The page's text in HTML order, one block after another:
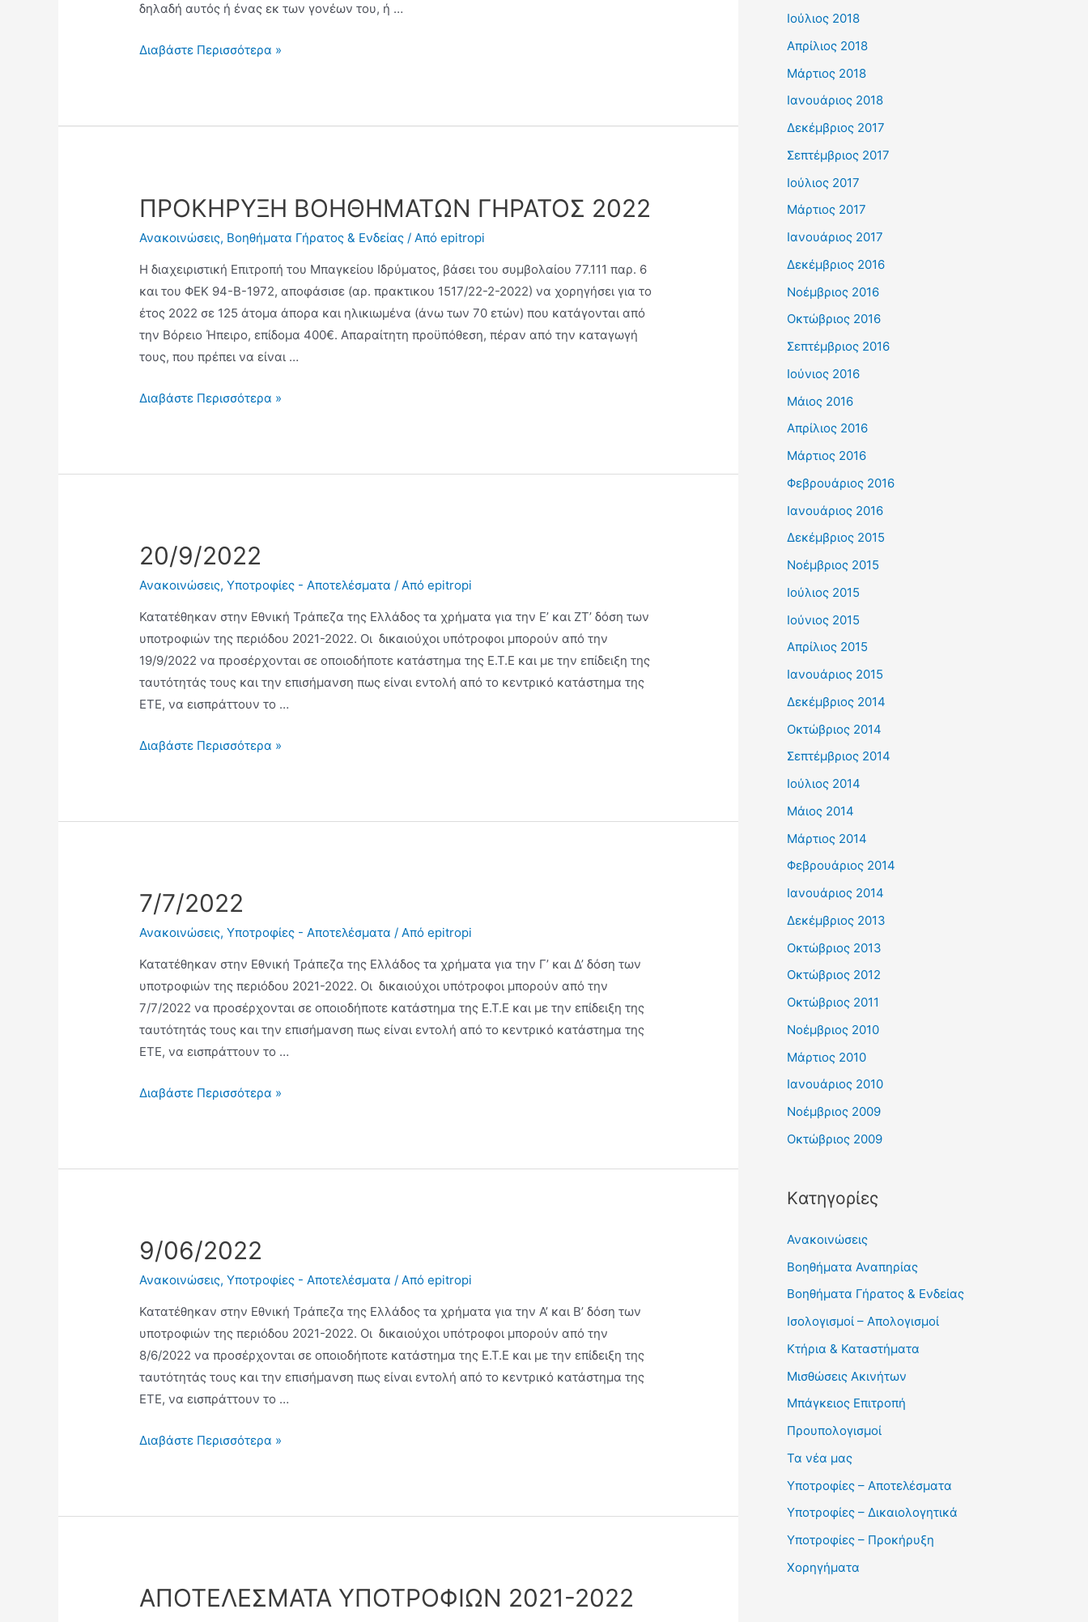
δηλαδή αυτός ή ένας εκ των γονέων του, ή …
Διαβάστε Περισσότερα »
ΠΡΟΚΗΡΥΞΗ ΒΟΗΘΗΜΑΤΩΝ ΓΗΡΑΤΟΣ 2022
Ανακοινώσεις, Βοηθήματα Γήρατος & Ενδείας / Απόepitropi
Η διαχειριστική Επιτροπή του Μπαγκείου Ιδρύματος, βάσει του συμβολαίου 77.111 παρ. 6
και του ΦΕΚ 94-Β-1972, αποφάσισε (αρ. πρακτικου 1517/22-2-2022) να χορηγήσει για το
έτος 2022 σε 125 άτομα άπορα και ηλικιωμένα (άνω των 70 ετών) που κατάγονται από
την Βόρειο Ήπειρο, επίδομα 400€. Απαραίτητη προϋπόθεση, πέραν από την καταγωγή
τους, που πρέπει να είναι …
Διαβάστε Περισσότερα »
20/9/2022
Ανακοινώσεις,Υποτροφίες - Αποτελέσματα / Απόepitropi
Κατατέθηκαν στην Εθνική Τράπεζα της Ελλάδος τα χρήματα για την Ε’ και ΖΤ’ δόση των
υποτροφιών της περιόδου 2021-2022. Οι δικαιούχοι υπότροφοι μπορούν από την
19/9/2022 να προσέρχονται σε οποιοδήποτε κατάστημα της Ε.Τ.Ε και με την επίδειξη της
ταυτότητάς τους και την επισήμανση πως είναι εντολή από το κεντρικό κατάστημα της
ΕΤΕ, να εισπράττουν το …
Διαβάστε Περισσότερα »
7/7/2022
Ανακοινώσεις,Υποτροφίες - Αποτελέσματα / Απόepitropi
Κατατέθηκαν στην Εθνική Τράπεζα της Ελλάδος τα χρήματα για την Γ’ και Δ’ δόση των
υποτροφιών της περιόδου 2021-2022. Οι δικαιούχοι υπότροφοι μπορούν από την
7/7/2022 να προσέρχονται σε οποιοδήποτε κατάστημα της Ε.Τ.Ε και με την επίδειξη της
ταυτότητάς τους και την επισήμανση πως είναι εντολή από το κεντρικό κατάστημα της
ΕΤΕ, να εισπράττουν το …
Διαβάστε Περισσότερα »
9/06/2022
Ανακοινώσεις,Υποτροφίες - Αποτελέσματα / Απόepitropi
Κατατέθηκαν στην Εθνική Τράπεζα της Ελλάδος τα χρήματα για την Α’ και Β’ δόση των
υποτροφιών της περιόδου 2021-2022. Οι δικαιούχοι υπότροφοι μπορούν από την
8/6/2022 να προσέρχονται σε οποιοδήποτε κατάστημα της Ε.Τ.Ε και με την επίδειξη της
ταυτότητάς τους και την επισήμανση πως είναι εντολή από το κεντρικό κατάστημα της
ΕΤΕ, να εισπράττουν το …
Διαβάστε Περισσότερα »
ΑΠΟΤΕΛΕΣΜΑΤΑ ΥΠΟΤΡΟΦΙΩΝ 2021-2022
Ιούλιος 2018
Απρίλιος 2018
Μάρτιος 2018
Ιανουάριος 2018
Δεκέμβριος 2017
Σεπτέμβριος 2017
Ιούλιος 2017
Μάρτιος 2017
Ιανουάριος 2017
Δεκέμβριος 2016
Νοέμβριος 2016
Οκτώβριος 2016
Σεπτέμβριος 2016
Ιούνιος 2016
Μάιος 2016
Απρίλιος 2016
Μάρτιος 2016
Φεβρουάριος 2016
Ιανουάριος 2016
Δεκέμβριος 2015
Νοέμβριος 2015
Ιούλιος 2015
Ιούνιος 2015
Απρίλιος 2015
Ιανουάριος 2015
Δεκέμβριος 2014
Οκτώβριος 2014
Σεπτέμβριος 2014
Ιούλιος 2014
Μάιος 2014
Μάρτιος 2014
Φεβρουάριος 2014
Ιανουάριος 2014
Δεκέμβριος 2013
Οκτώβριος 2013
Οκτώβριος 2012
Οκτώβριος 2011
Νοέμβριος 2010
Μάρτιος 2010
Ιανουάριος 2010
Νοέμβριος 2009
Οκτώβριος 2009
Kατηγορίες
Ανακοινώσεις
Βοηθήματα Αναπηρίας
Βοηθήματα Γήρατος & Ενδείας
Ισολογισμοί – Απολογισμοί
Κτήρια & Καταστήματα
Μισθώσεις Ακινήτων
Μπάγκειος Επιτροπή
Προυπολογισμοί
Τα νέα μας
Υποτροφίες – Αποτελέσματα
Υποτροφίες – Δικαιολογητικά
Υποτροφίες – Προκήρυξη
Χορηγήματα